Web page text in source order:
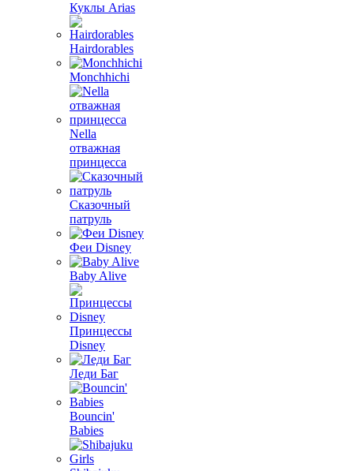
Куклы Arias
Hairdorables
Monchhichi
Nella
отважная
принцесса
Сказочный
патруль
Феи Disney
Baby Alive
Принцессы
Disney
Леди Баг
Bouncin'
Babies